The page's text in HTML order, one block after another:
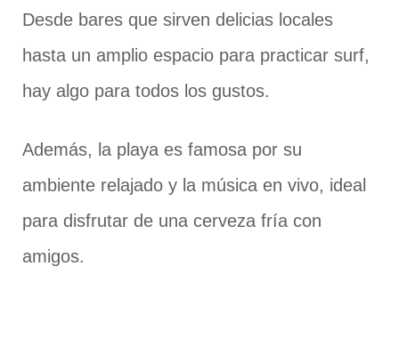
Desde bares que sirven delicias locales
hasta un amplio espacio para practicar surf,
hay algo para todos los gustos.
Además, la playa es famosa por su
ambiente relajado y la música en vivo, ideal
para disfrutar de una cerveza fría con
amigos.